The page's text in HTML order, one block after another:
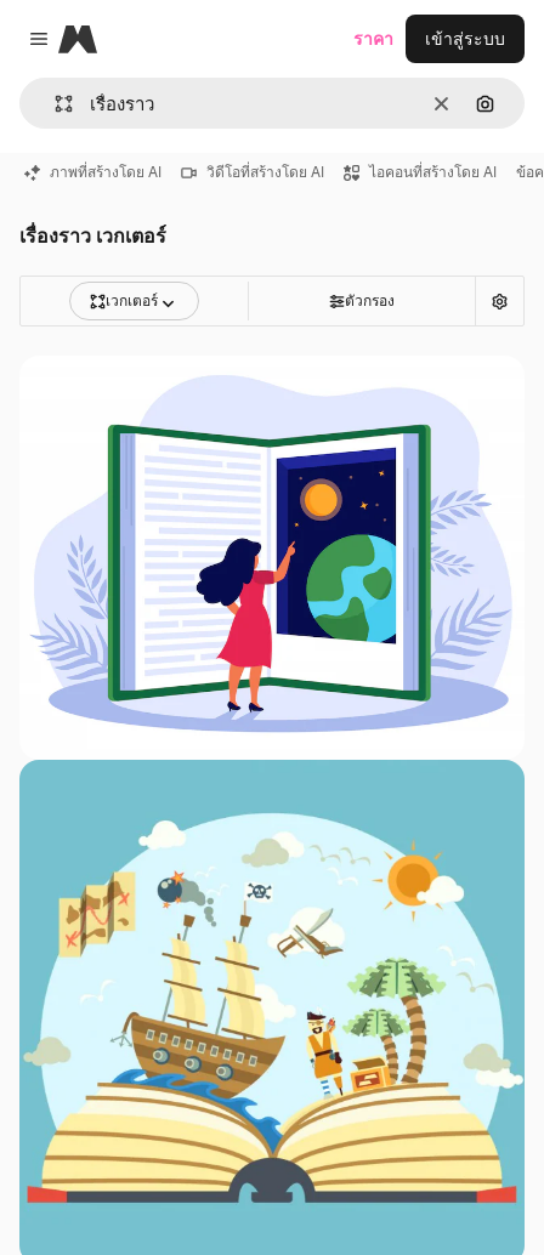
Close menu
Magnific
ชัดเจนค้นหา
ราคา เข้าสู่ระบบ
ภาพที่สร้างโดย AI วิดีโอที่สร้างโดย AI ไอคอนที่สร้างโดย AI ข้อ
เรื่องราว เวกเตอร์
เวกเตอร์ ตัวกรอง